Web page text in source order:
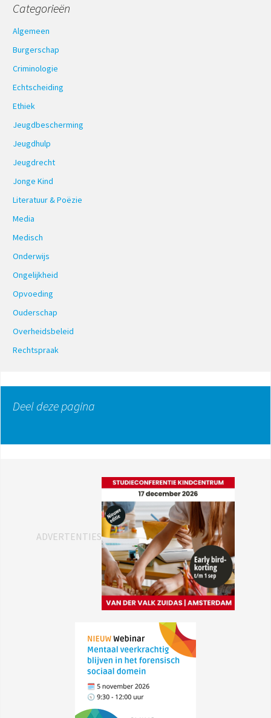
Categorieën
Algemeen
Burgerschap
Criminologie
Echtscheiding
Ethiek
Jeugdbescherming
Jeugdhulp
Jeugdrecht
Jonge Kind
Literatuur & Poëzie
Media
Medisch
Onderwijs
Ongelijkheid
Opvoeding
Ouderschap
Overheidsbeleid
Rechtspraak
Deel deze pagina
ADVERTENTIES